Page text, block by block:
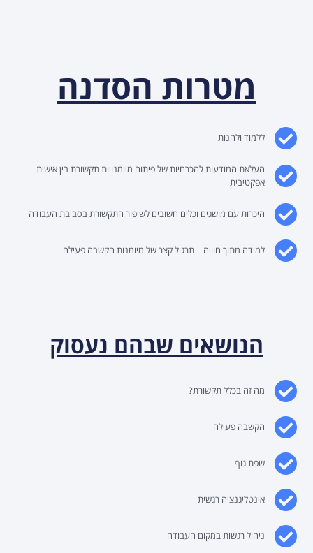
מטרות הסדנה
ללמוד ולהנות
העלאת המודעות להכרחיות של פיתוח מיומנויות תקשורת בין אישית
אפקטיבית
היכרות עם מושגים וכלים חשובים לשיפור התקשורת בסביבת העבודה
למידה מתוך חוויה – תרגול קצר של מיומנות הקשבה פעילה
הנושאים שבהם נעסוק
מה זה בכלל תקשורת?
הקשבה פעילה
שפת גוף
אינטליגנציה רגשית
ניהול רגשות במקום העבודה